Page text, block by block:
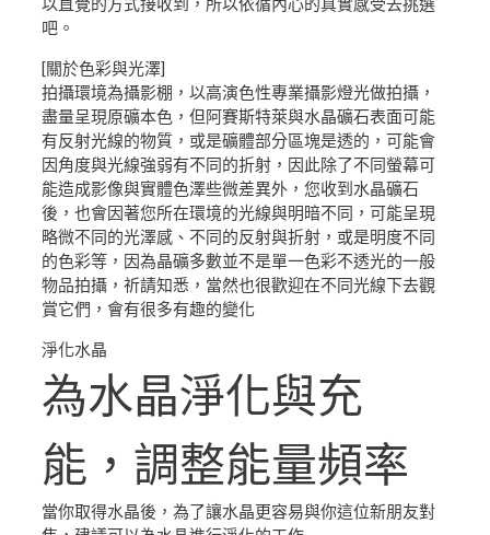
以直覺的方式接收到，所以依循內心的真實感受去挑選
吧。
[關於色彩與光澤]
拍攝環境為攝影棚，以高演色性專業攝影燈光做拍攝，
盡量呈現原礦本色，但阿賽斯特萊與水晶礦石表面可能
有反射光線的物質，或是礦體部分區塊是透的，可能會
因角度與光線強弱有不同的折射，因此除了不同螢幕可
能造成影像與實體色澤些微差異外，您收到水晶礦石
後，也會因著您所在環境的光線與明暗不同，可能呈現
略微不同的光澤感、不同的反射與折射，或是明度不同
的色彩等，因為晶礦多數並不是單一色彩不透光的一般
物品拍攝，祈請知悉，當然也很歡迎在不同光線下去觀
賞它們，會有很多有趣的變化
淨化水晶
為水晶淨化與充
能，調整能量頻率
當你取得水晶後，為了讓水晶更容易與你這位新朋友對